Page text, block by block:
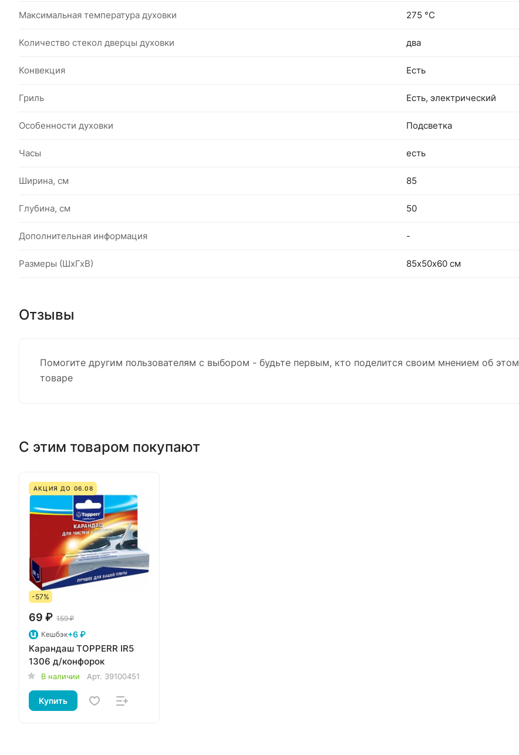
Максимальная температура духовки 275 °С
Количество стекол дверцы духовки два
Конвекция Есть
Гриль Есть, электрический
Особенности духовки Подсветка
Часы есть
Ширина, см 85
Глубина, см 50
Дополнительная информация -
Размеры (ШхГхВ) 85х50х60 см
Отзывы
Помогите другим пользователям с выбором - будьте первым, кто поделится своим мнением об этом
товаре
С этим товаром покупают
АКЦИЯ ДО 06.08
-57%
69 ₽ 159 ₽
Кешбэк+6 ₽
Карандаш TOPPERR IR5
1306 д/конфорок
В наличии Арт. 39100451
Купить